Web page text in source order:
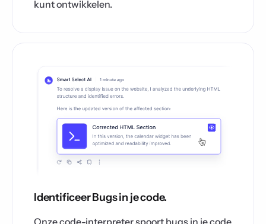
kunt ontwikkelen.
Identificeer Bugs in je code.
Onze code-interpreter spoort bugs in je code